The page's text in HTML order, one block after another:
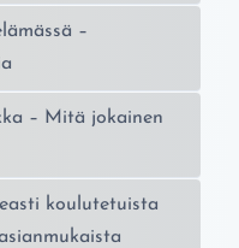
–
– Mitä jokainen
koulutetuista